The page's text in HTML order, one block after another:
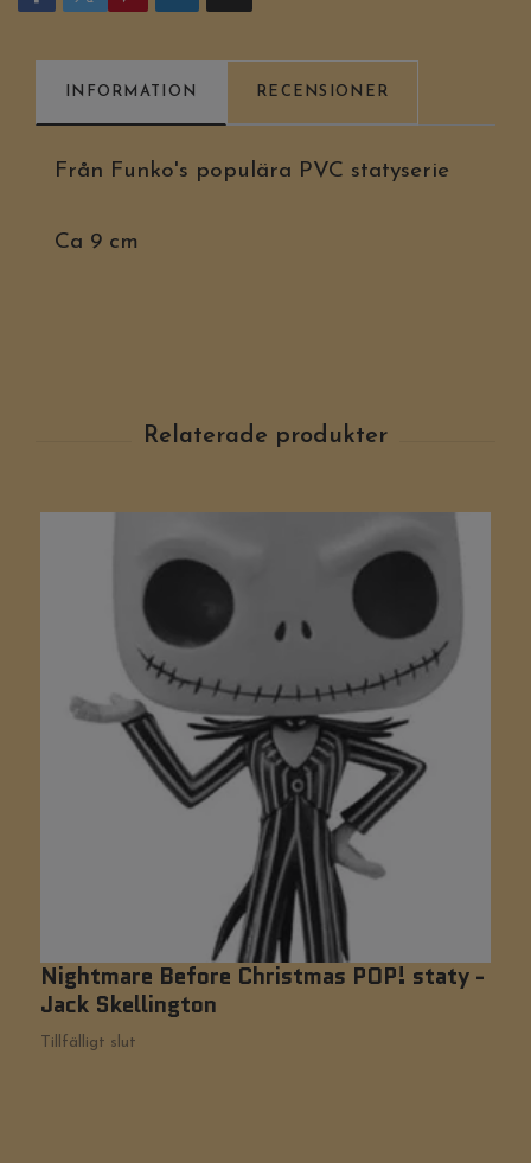
INFORMATION RECENSIONER
Från Funko's populära PVC statyserie
Ca 9 cm
Nightmare Before Christmas POP! staty -
Jack Skellington
Tillfälligt slut